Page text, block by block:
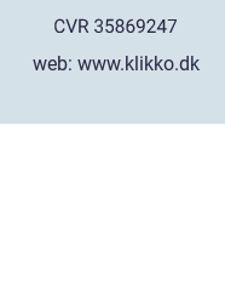
web:www.klikko.dk